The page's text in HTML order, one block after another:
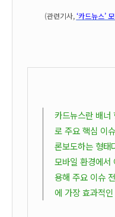
(관련기사,‘카드뉴스’
카드뉴스란 배너
로 주요 핵심 이
론보도하는 형태
모바일 환경에서
용해 주요 이슈
에 가장 효과적